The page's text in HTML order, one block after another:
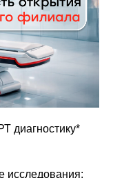
диагностику*
исследования: